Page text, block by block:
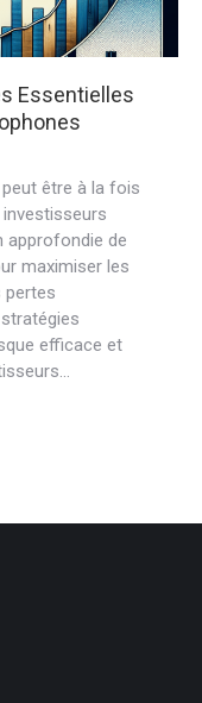
Essentielles
être à la fois
approfondie de
maximiser les
pertes
efficace et